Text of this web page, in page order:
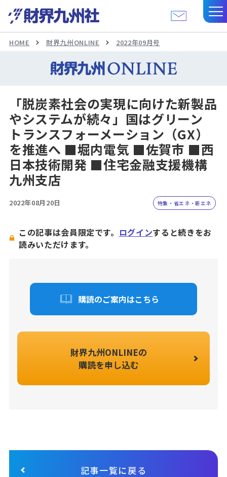
HOME 財界九州ONLINE 2022年09月号
「脱炭素社会の実現に向けた新製品
やシステムが続々」国はグリーン
トランスフォーメーション（GX）
を推進へ ■堀内電気 ■佐賀市 ■西
日本技術開発 ■住宅金融支援機構
九州支店
2022年08月20日 特集・省エネ・新エネ
この記事は会員限定です。 ログインすると続きをお
読みいただけます。
購読のご案内はこちら
財界九州ONLINEの
購読を申し込む
記事一覧に戻る